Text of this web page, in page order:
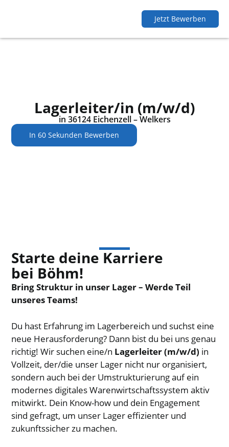
Jetzt Bewerben
Lagerleiter/in (m/w/d)
in 36124 Eichenzell – Welkers
In 60 Sekunden Bewerben
Starte deine Karriere
bei Böhm!
Bring Struktur in unser Lager – Werde Teil
unseres Teams!
Du hast Erfahrung im Lagerbereich und suchst eine
neue Herausforderung? Dann bist du bei uns genau
richtig! Wir suchen eine/n Lagerleiter (m/w/d) in
Vollzeit, der/die unser Lager nicht nur organisiert,
sondern auch bei der Umstrukturierung auf ein
modernes digitales Warenwirtschaftssystem aktiv
mitwirkt. Dein Know-how und dein Engagement
sind gefragt, um unser Lager effizienter und
zukunftssicher zu machen.